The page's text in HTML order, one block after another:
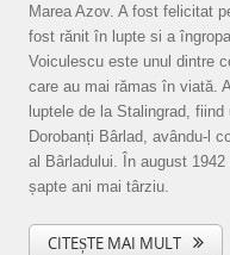
Marea Azov. A fost felicitat
fost rănit în lupte si a
Voiculescu este unul dintre
care au mai rămas în viată.
luptele de la Stalingrad,
Dorobanți Bârlad, avându-l
al Bârladului. În august
șapte ani mai târziu.
CITEȘTE MAI MULT